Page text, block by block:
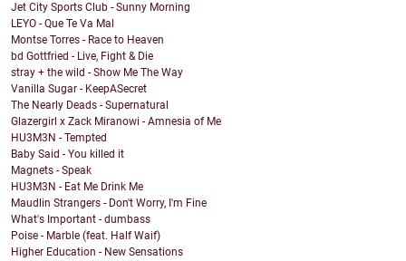
Jet City Sports Club - Sunny Morning
LEYO - Que Te Va Mal
Montse Torres - Race to Heaven
bd Gottfried - Live, Fight & Die
stray + the wild - Show Me The Way
Vanilla Sugar - KeepASecret
The Nearly Deads - Supernatural
Glazergirl x Zack Miranowi - Amnesia of Me
HU3M3N - Tempted
Baby Said - You killed it
Magnets - Speak
HU3M3N - Eat Me Drink Me
Maudlin Strangers - Don't Worry, I'm Fine
What's Important - dumbass
Poise - Marble (feat. Half Waif)
Higher Education - New Sensations